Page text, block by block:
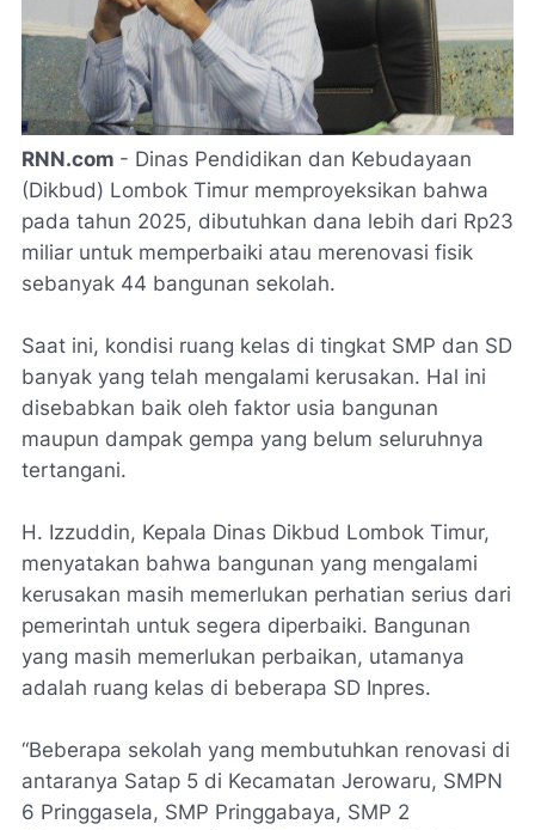
RNN.com - Dinas Pendidikan dan Kebudayaan
(Dikbud) Lombok Timur memproyeksikan bahwa
pada tahun 2025, dibutuhkan dana lebih dari Rp23
miliar untuk memperbaiki atau merenovasi fisik
sebanyak 44 bangunan sekolah.
Saat ini, kondisi ruang kelas di tingkat SMP dan SD
banyak yang telah mengalami kerusakan. Hal ini
disebabkan baik oleh faktor usia bangunan
maupun dampak gempa yang belum seluruhnya
tertangani.
H. Izzuddin, Kepala Dinas Dikbud Lombok Timur,
menyatakan bahwa bangunan yang mengalami
kerusakan masih memerlukan perhatian serius dari
pemerintah untuk segera diperbaiki. Bangunan
yang masih memerlukan perbaikan, utamanya
adalah ruang kelas di beberapa SD Inpres.
“Beberapa sekolah yang membutuhkan renovasi di
antaranya Satap 5 di Kecamatan Jerowaru, SMPN
6 Pringgasela, SMP Pringgabaya, SMP 2